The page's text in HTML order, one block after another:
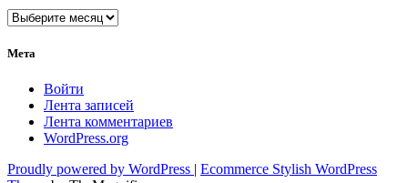
Архивы
Мета
Войти
Лента записей
Лента комментариев
WordPress.org
Proudly powered by WordPress | Ecommerce Stylish WordPress